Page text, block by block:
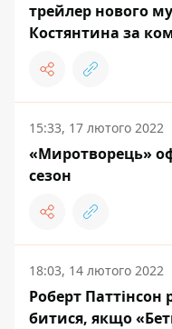
трейлер нового
Костянтина за
15:33, 17 лютого 2022
«Миротворець»
сезон
18:03, 14 лютого 2022
Роберт Паттінсон
битися, якщо